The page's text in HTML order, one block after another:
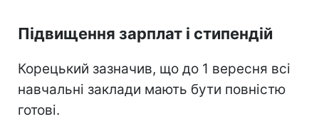
Підвищення зарплат і стипендій
Корецький зазначив, що до 1 вересня всі
навчальні заклади мають бути повністю
готові.